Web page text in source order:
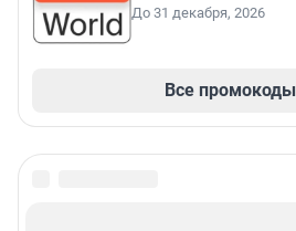
До 31 декабря, 2026
Все промокоды